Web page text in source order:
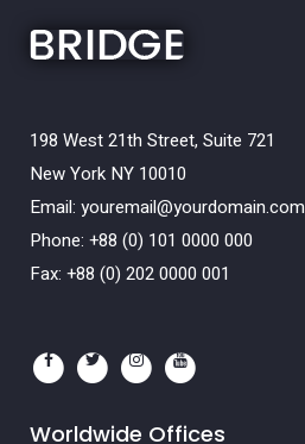
198 West 21th Street, Suite 721
New York NY 10010
Email: youremail@yourdomain.com
Phone: +88 (0) 101 0000 000
Fax: +88 (0) 202 0000 001
Worldwide Offices